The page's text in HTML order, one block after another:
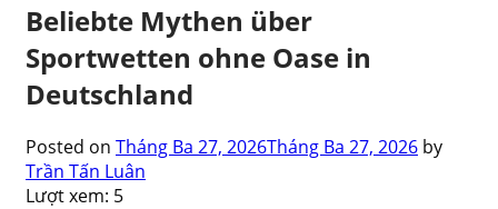
Beliebte Mythen über
Sportwetten ohne Oase in
Deutschland
Posted on Tháng Ba 27, 2026Tháng Ba 27, 2026 by
Trần Tấn Luân
Lượt xem: 5